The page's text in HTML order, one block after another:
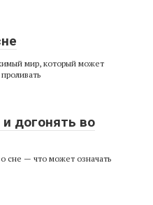
мир, который может
догонять во
сне — что может означать